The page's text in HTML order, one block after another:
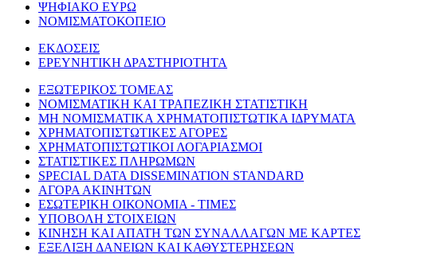
ΨΗΦΙΑΚΟ ΕΥΡΩ
ΝΟΜΙΣΜΑΤΟΚΟΠΕΙΟ
ΕΚΔΟΣΕΙΣ
ΕΡΕΥΝΗΤΙΚΗ ΔΡΑΣΤΗΡΙΟΤΗΤΑ
ΕΞΩΤΕΡΙΚΟΣ ΤΟΜΕΑΣ
ΝΟΜΙΣΜΑΤΙΚΗ ΚΑΙ ΤΡΑΠΕΖΙΚΗ ΣΤΑΤΙΣΤΙΚΗ
ΜΗ ΝΟΜΙΣΜΑΤΙΚΑ ΧΡΗΜΑΤΟΠΙΣΤΩΤΙΚΑ ΙΔΡΥΜΑΤΑ
ΧΡΗΜΑΤΟΠΙΣΤΩΤΙΚΕΣ ΑΓΟΡΕΣ
ΧΡΗΜΑΤΟΠΙΣΤΩΤΙΚΟΙ ΛΟΓΑΡΙΑΣΜΟΙ
ΣΤΑΤΙΣΤΙΚΕΣ ΠΛΗΡΩΜΩΝ
SPECIAL DATA DISSEMINATION STANDARD
ΑΓΟΡΑ ΑΚΙΝΗΤΩΝ
ΕΣΩΤΕΡΙΚΗ ΟΙΚΟΝΟΜΙΑ - ΤΙΜΕΣ
ΥΠΟΒΟΛΗ ΣΤΟΙΧΕΙΩΝ
ΚΙΝΗΣΗ ΚΑΙ ΑΠΑΤΗ ΤΩΝ ΣΥΝΑΛΛΑΓΩΝ ΜΕ ΚΑΡΤΕΣ
ΕΞΕΛΙΞΗ ΔΑΝΕΙΩΝ ΚΑΙ ΚΑΘΥΣΤΕΡΗΣΕΩΝ